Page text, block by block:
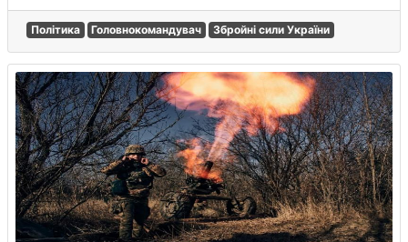
Політика Головнокомандувач Збройні сили України